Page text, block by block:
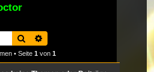
Suche
• Seite 1 von 1